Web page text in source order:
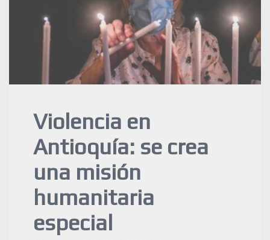
Violencia en
Antioquía: se crea
una misión
humanitaria
especial